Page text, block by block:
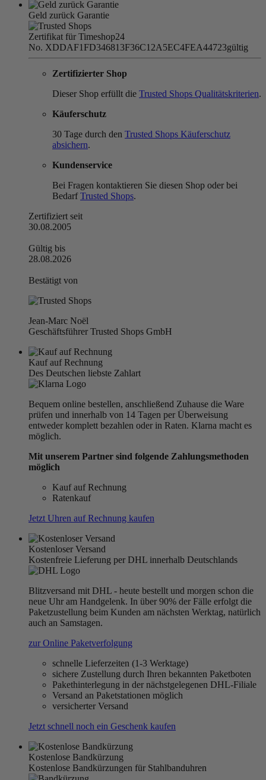
Geld zurück Garantie
Zertifikat für Timeshop24
No. XDDAF1FD346813F36C12A5EC4FEA44723gültig
Zertifizierter Shop
Dieser Shop erfüllt die Trusted Shops Qualitätskriterien.
Käuferschutz
30 Tage durch den Trusted Shops Käuferschutz
absichern.
Kundenservice
Bei Fragen kontaktieren Sie diesen Shop oder bei
BedarfTrusted Shops.
Zertifiziert seit
30.08.2005
Gültig bis
28.08.2026
Bestätigt von
Jean-Marc Noël
Geschäftsführer Trusted Shops GmbH
Kauf auf Rechnung
Des Deutschen liebste Zahlart
Bequem online bestellen, anschließend Zuhause die Ware
prüfen und innerhalb von 14 Tagen per Überweisung
entweder komplett bezahlen oder in Raten. Klarna macht es
möglich.
Mit unserem Partner sind folgende Zahlungsmethoden
möglich
Kauf auf Rechnung
Ratenkauf
Jetzt Uhren auf Rechnung kaufen
Kostenloser Versand
Kostenfreie Lieferung per DHL innerhalb Deutschlands
Blitzversand mit DHL - heute bestellt und morgen schon die
neue Uhr am Handgelenk. In über 90% der Fälle erfolgt die
Paketzustellung beim Kunden am nächsten Werktag, natürlich
auch an Samstagen.
zur Online Paketverfolgung
schnelle Lieferzeiten (1-3 Werktage)
sichere Zustellung durch Ihren bekannten Paketboten
Pakethinterlegung in der nächstgelegenen DHL-Filiale
Versand an Paketstationen möglich
versicherter Versand
Jetzt schnell noch ein Geschenk kaufen
Kostenlose Bandkürzung
Kostenlose Bandkürzungen für Stahlbanduhren